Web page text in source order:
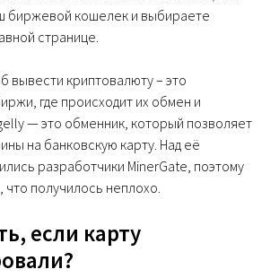
биржевой кошелек и выбираете
странице.
вывести криптовалюту – это
где происходит их обмен и
— это обменник, который позволяет
на банковскую карту. Над её
разработчики MinerGate, поэтому
что получилось неплохо.
если карту